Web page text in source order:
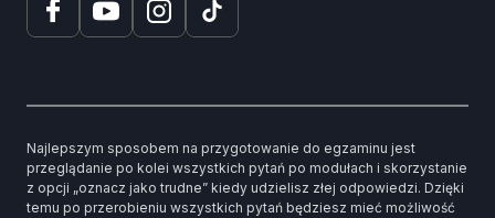
Najlepszym sposobem na przygotowanie do egzaminu jest
przeglądanie po kolei wszystkich pytań po modułach i skorzystanie
z opcji „oznacz jako trudne” kiedy udzielisz złej odpowiedzi. Dzięki
temu po przerobieniu wszystkich pytań będziesz mieć możliwość